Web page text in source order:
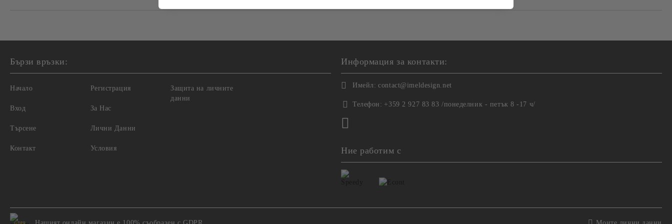
Бързи връзки:
Начало
Вход
Търсене
Контакт
Регистрация
За Нас
Лични Данни
Условия
Защита на личните
данни
Информация за контакти:
Имейл: contact@imeldesign.net
Телефон: +359 2 927 83 83 /понеделник - петък 8 -17 ч/
Ние работим с
GDPR